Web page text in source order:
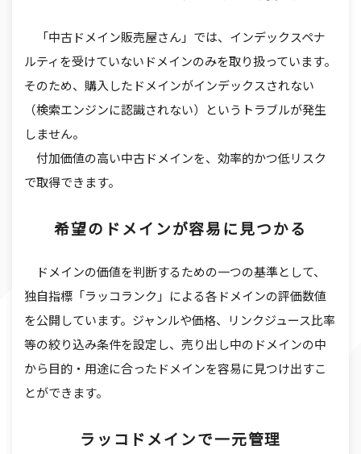
「中古ドメイン販売屋さん」では、インデックスペナ
ルティを受けていないドメインのみを取り扱っています。
そのため、購入したドメインがインデックスされない
（検索エンジンに認識されない）というトラブルが発生
しません。
付加価値の高い中古ドメインを、効率的かつ低リスク
で取得できます。
希望のドメインが容易に見つかる
ドメインの価値を判断するための一つの基準として、
独自指標「ラッコランク」による各ドメインの評価数値
を公開しています。ジャンルや価格、リンクジュース比率
等の絞り込み条件を設定し、売り出し中のドメインの中
から目的・用途に合ったドメインを容易に見つけ出すこ
とができます。
ラッコドメインで一元管理